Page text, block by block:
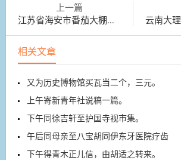
上一篇
江苏省海安市番茄大棚种植基地，果农正在采摘番茄
云南大理，
相关文章
又为历史博物馆买瓦当二个，三元。
上午寄新青年社说稿一篇。
下午同徐吉轩至护国寺视市集。
午后同母亲至八宝胡同伊东牙医院疗齿
下午得青木正儿信，由胡适之转来。